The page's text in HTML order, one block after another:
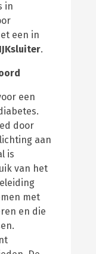
in
een in
.
een
door
aan
is
van het
met
en die